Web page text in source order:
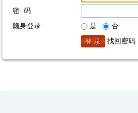
密 码
隐身登录
是
否
找回密码